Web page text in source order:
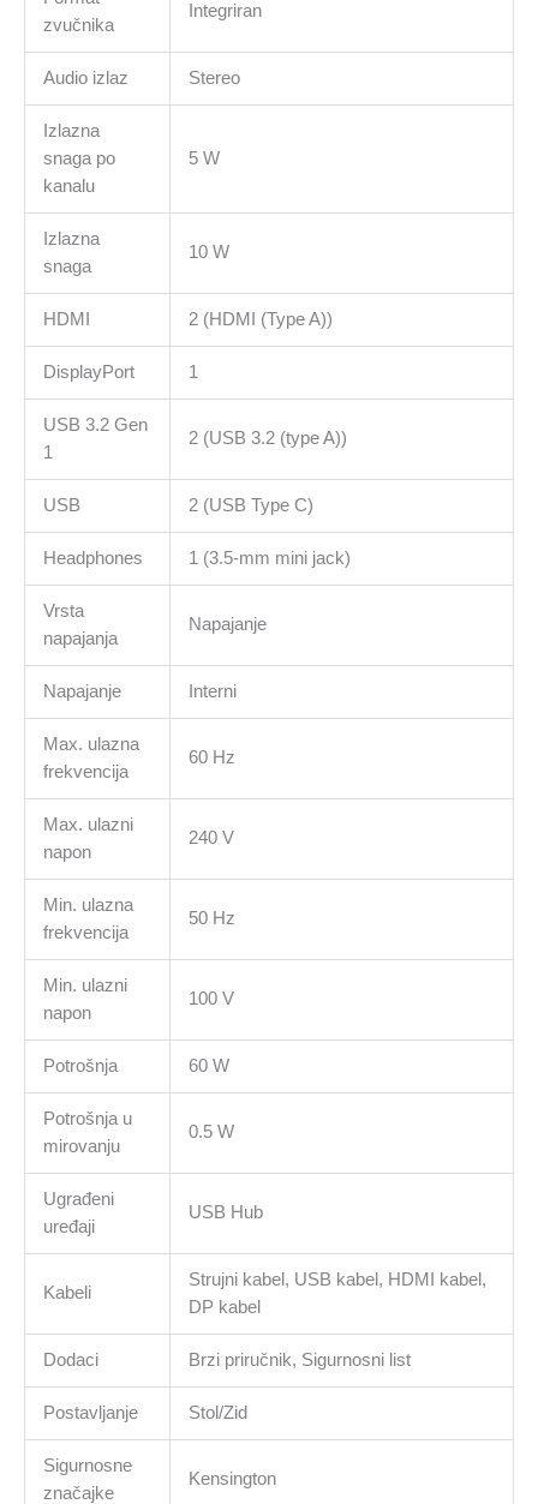
zvučnika
Integriran
Audio izlaz Stereo
Izlazna
snaga po
kanalu
5 W
Izlazna
snaga
10 W
HDMI 2 (HDMI (Type A))
DisplayPort 1
USB 3.2 Gen
1
2 (USB 3.2 (type A))
USB 2 (USB Type C)
Headphones 1 (3.5-mm mini jack)
Vrsta
napajanja
Napajanje
Napajanje Interni
Max. ulazna
frekvencija
60 Hz
Max. ulazni
napon
240 V
Min. ulazna
frekvencija
50 Hz
Min. ulazni
napon
100 V
Potrošnja 60 W
Potrošnja u
mirovanju
0.5 W
Ugrađeni
uređaji
USB Hub
Kabeli
Strujni kabel, USB kabel, HDMI kabel,
DP kabel
Dodaci Brzi priručnik, Sigurnosni list
Postavljanje Stol/Zid
Sigurnosne
značajke
Kensington